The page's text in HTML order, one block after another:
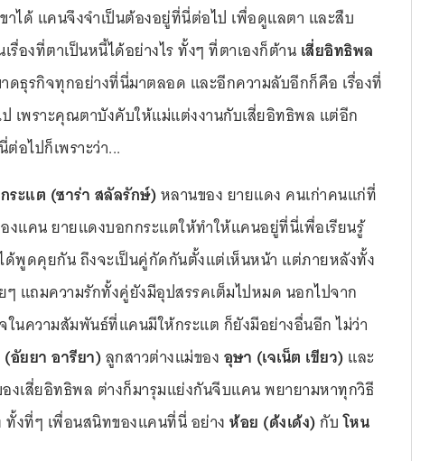
าได้ แคนจึงจำเป็นต้องอยู่ที่นี่ต่อไป เพื่อดูแลตา และสืบ
รื่องที่ตาเป็นหนี้ได้อย่างไร ทั้งๆ ที่ตาเองก็ต้าน เสี่ยอิทธิพล
ดธุรกิจทุกอย่างที่นี่มาตลอด และอีกความลับอีกก็คือ เรื่องที่
เพราะคุณตาบังคับให้แม่แต่งงานกับเสี่ยอิทธิพล แต่อีก
อไปก็เพราะว่า...
ระแต (ซาร่า สลัลรักษ์)หลานของ ยายแดง คนเก่าคนแก่ที่
แคน ยายแดงบอกกระแตให้ทำให้แคนอยู่ที่นี่เพื่อเรียนรู้
ด้พูดคุยกัน ถึงจะเป็นคู่กัดกันตั้งแต่เห็นหน้า แต่ภายหลังทั้ง
แถมความรักทั้งคู่ยังมีอุปสรรคเต็มไปหมด นอกไปจาก
ในความสัมพันธ์ที่แคนมีให้กระแต ก็ยังมีอย่างอื่นอีก ไม่ว่า
อัยยา อารียา)ลูกสาวต่างแม่ของ อุษา (เจเน็ต เขียว) และ
งเสี่ยอิทธิพล ต่างก็มารุมแย่งกันจีบแคน พยายามหาทุกวิธี
งที่ๆ เพื่อนสนิทของแคนที่นี่ อย่าง ห้อย (ด้งเด้ง)กับโหน